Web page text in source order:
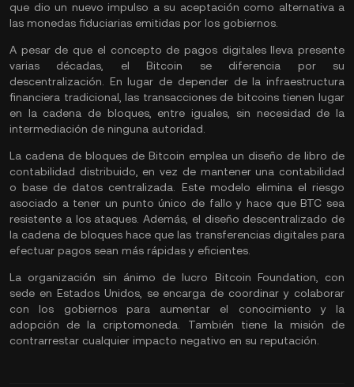
que dio un nuevo impulso a su aceptación como alternativa a
las monedas fiduciarias emitidas por los gobiernos.
A pesar de que el concepto de pagos digitales lleva presente
varias décadas, el Bitcoin se diferencia por su
descentralización. En lugar de depender de la infraestructura
financiera tradicional, las transacciones de bitcoins tienen lugar
en la cadena de bloques, entre iguales, sin necesidad de la
intermediación de ninguna autoridad.
La cadena de bloques de Bitcoin emplea un diseño de libro de
contabilidad distribuido, en vez de mantener una contabilidad
o base de datos centralizada. Este modelo elimina el riesgo
asociado a tener un punto único de fallo y hace que BTC sea
resistente a los ataques. Además, el diseño descentralizado de
la cadena de bloques hace que las transferencias digitales para
efectuar pagos sean más rápidas y eficientes.
La organización sin ánimo de lucro Bitcoin Foundation, con
sede en Estados Unidos, se encarga de coordinar y colaborar
con los gobiernos para aumentar el conocimiento y la
adopción de la criptomoneda. También tiene la misión de
contrarrestar cualquier impacto negativo en su reputación.